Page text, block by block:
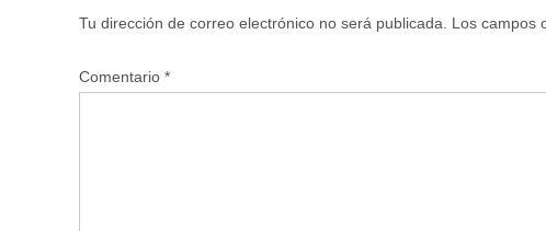
Tu dirección de correo electrónico no será publicada. Los campos
Comentario *